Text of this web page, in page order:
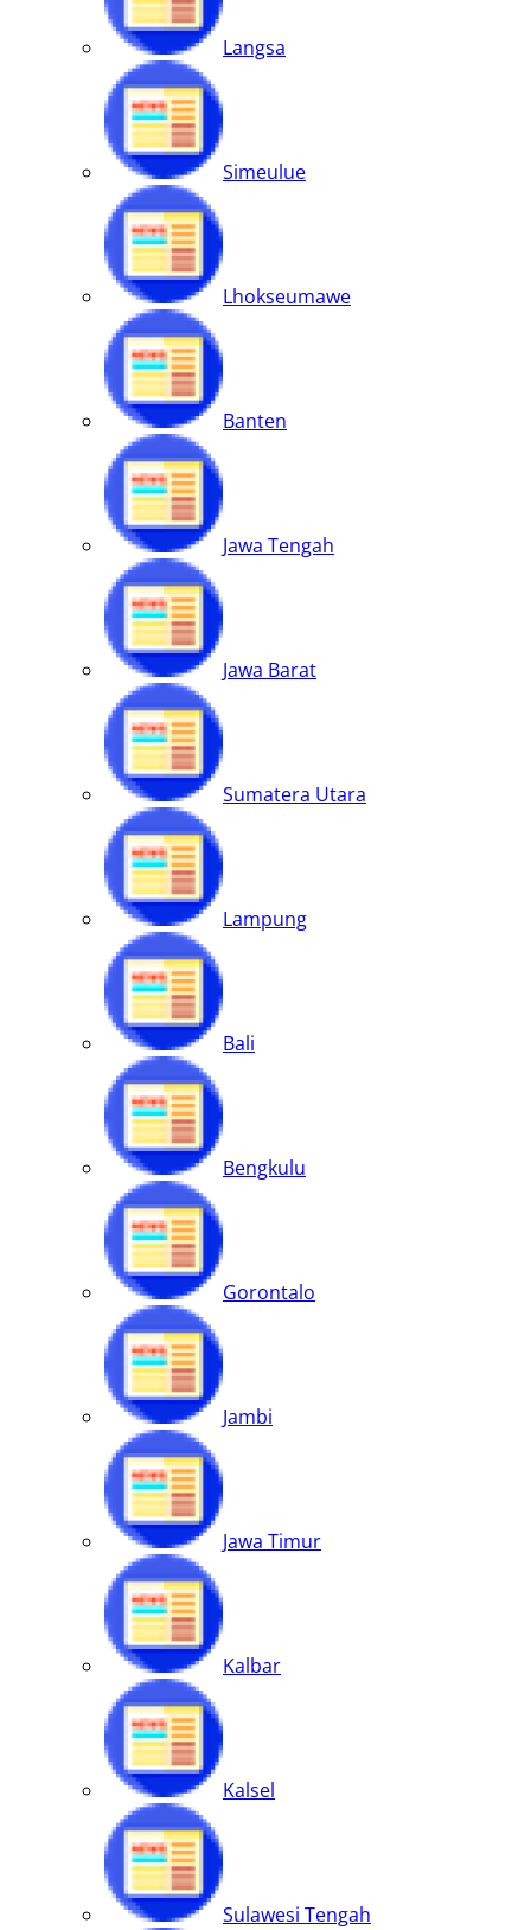
Langsa
Simeulue
Lhokseumawe
Banten
Jawa Tengah
Jawa Barat
Sumatera Utara
Lampung
Bali
Bengkulu
Gorontalo
Jambi
Jawa Timur
Kalbar
Kalsel
Sulawesi Tengah